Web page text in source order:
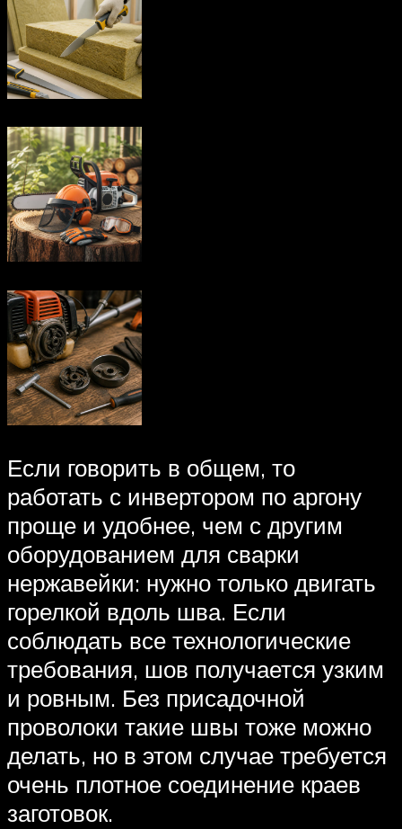
Если говорить в общем, то
работать с инвертором по аргону
проще и удобнее, чем с другим
оборудованием для сварки
нержавейки: нужно только двигать
горелкой вдоль шва. Если
соблюдать все технологические
требования, шов получается узким
и ровным. Без присадочной
проволоки такие швы тоже можно
делать, но в этом случае требуется
очень плотное соединение краев
заготовок.